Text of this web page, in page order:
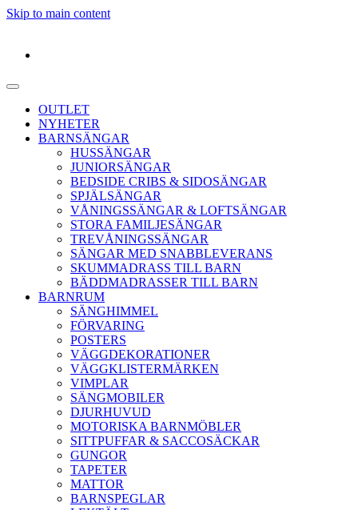
Skip to main content
OUTLET
NYHETER
BARNSÄNGAR
HUSSÄNGAR
JUNIORSÄNGAR
BEDSIDE CRIBS & SIDOSÄNGAR
SPJÄLSÄNGAR
VÅNINGSSÄNGAR & LOFTSÄNGAR
STORA FAMILJESÄNGAR
TREVÅNINGSSÄNGAR
SÄNGAR MED SNABBLEVERANS
SKUMMADRASS TILL BARN
BÄDDMADRASSER TILL BARN
BARNRUM
SÄNGHIMMEL
FÖRVARING
POSTERS
VÄGGDEKORATIONER
VÄGGKLISTERMÄRKEN
VIMPLAR
SÄNGMOBILER
DJURHUVUD
MOTORISKA BARNMÖBLER
SITTPUFFAR & SACCOSÄCKAR
GUNGOR
TAPETER
MATTOR
BARNSPEGLAR